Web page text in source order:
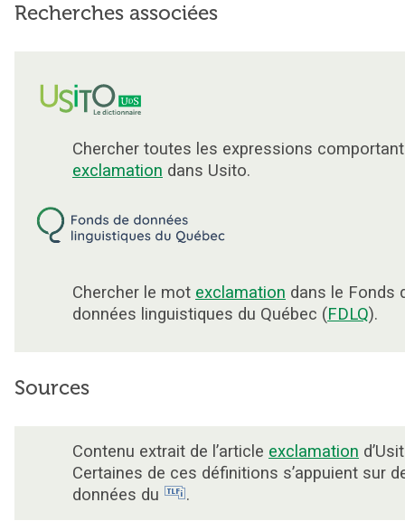
Recherches associées
Chercher toutes les expressions
exclamation dans Usito.
Chercher le mot exclamation dans le Fonds
données linguistiques du Québec (FDLQ).
Sources
Contenu extrait de l’article exclamation
Certaines de ces définitions s’appuient sur
données du
.